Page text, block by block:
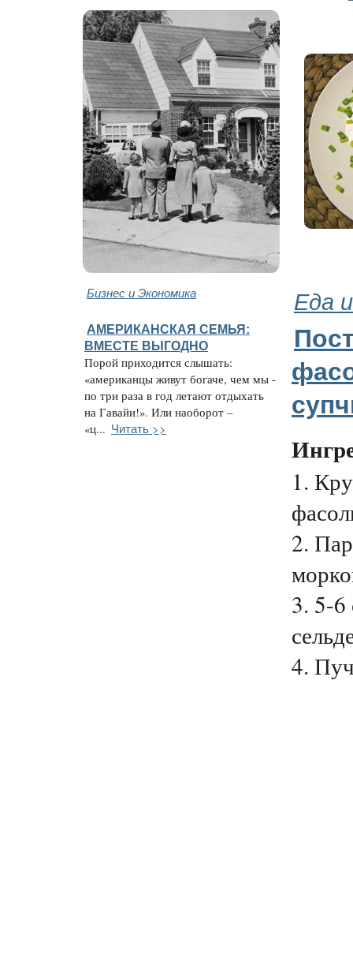
Бизнес и Экономика Еда
АМЕРИКАНСКАЯ СЕМЬЯ:
ВМЕСТЕ ВЫГОДНО
Порой приходится слышать:
«американцы живут богаче, чем мы -
по три раза в год летают отдыхать
на Гавайи!». Или наоборот –
«ц... Читать >>
1.
2.
3. 5-6
4.